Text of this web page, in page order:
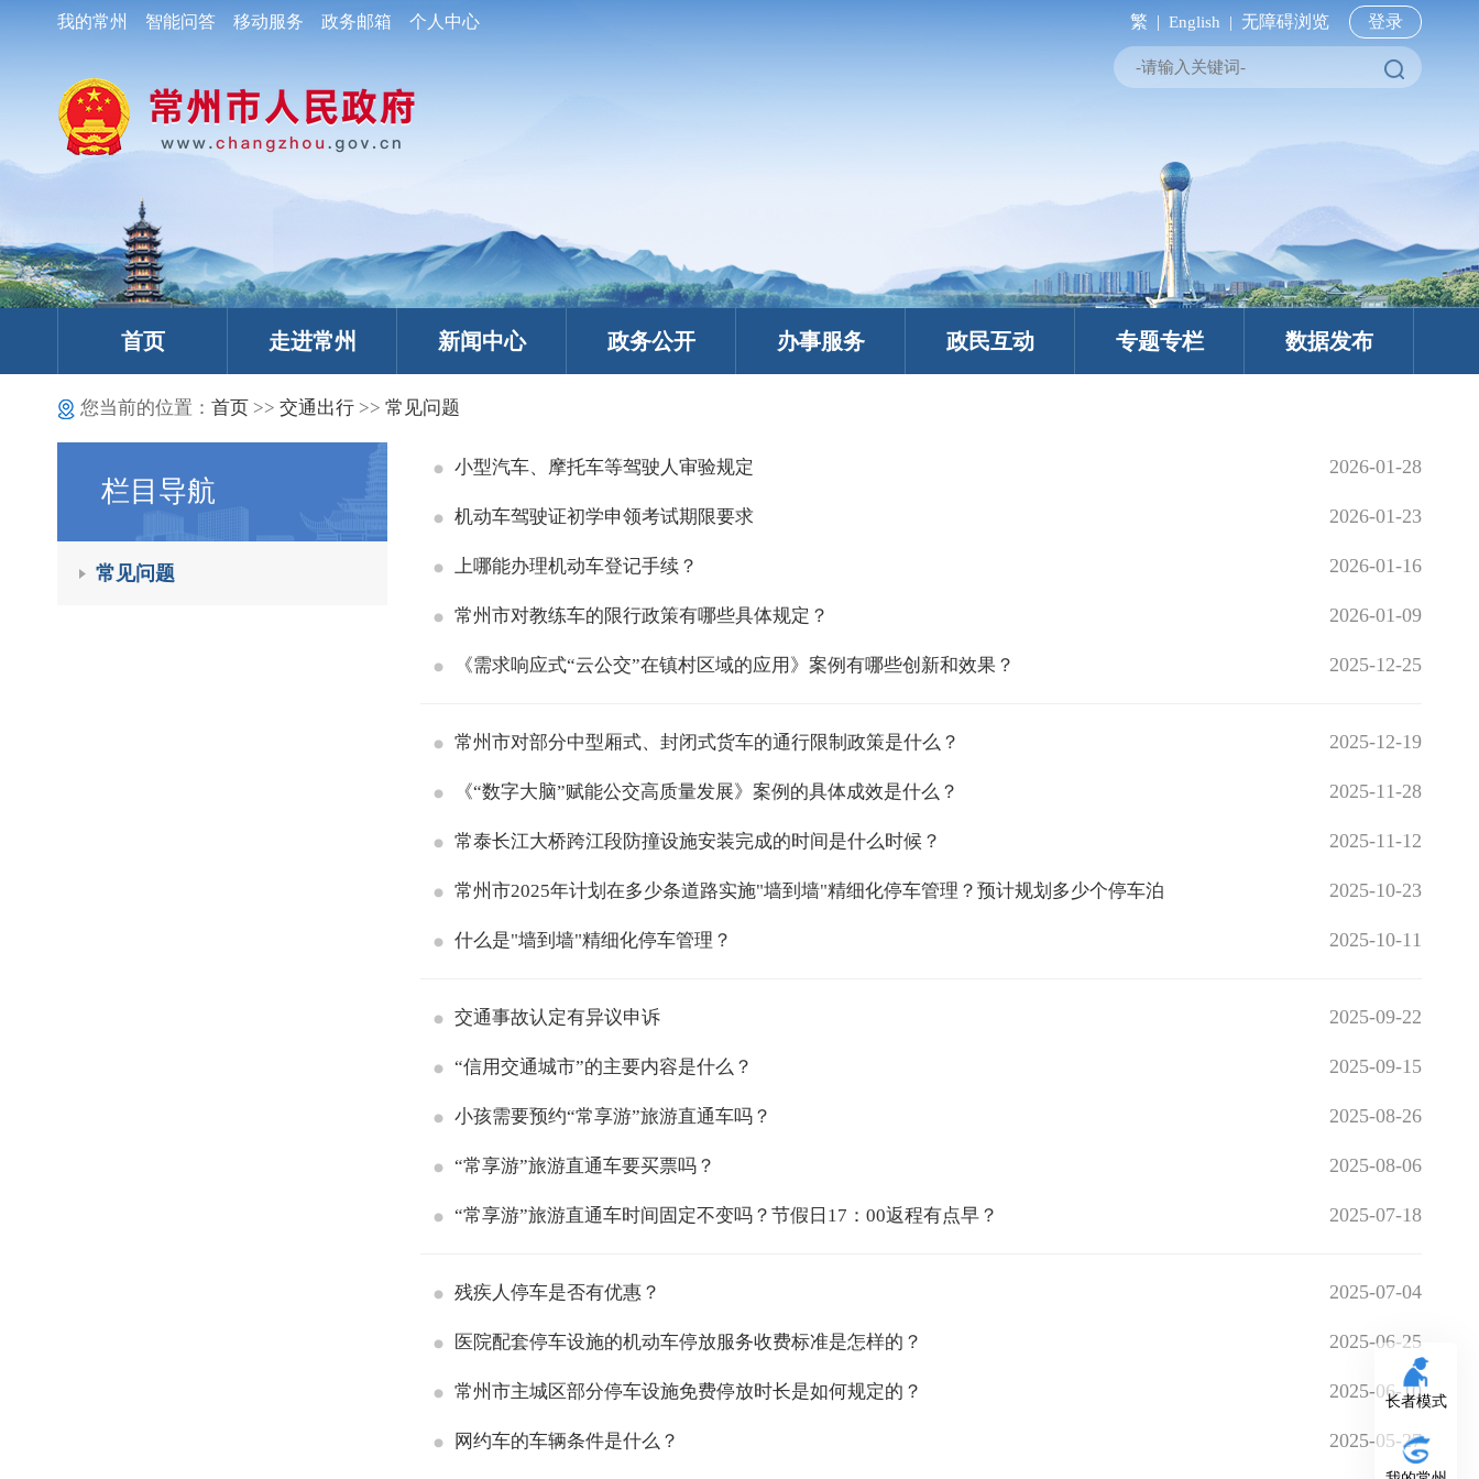
我的常州 智能问答 移动服务 政务邮箱 个人中心 繁 | English | 无障碍浏览 登录
首页 走进常州 新闻中心 政务公开 办事服务 政民互动 专题专栏 数据发布
您当前的位置： 首页 >> 交通出行 >> 常见问题
栏目导航
常见问题
小型汽车、摩托车等驾驶人审验规定 2026-01-28
机动车驾驶证初学申领考试期限要求 2026-01-23
上哪能办理机动车登记手续？ 2026-01-16
常州市对教练车的限行政策有哪些具体规定？ 2026-01-09
《需求响应式“云公交”在镇村区域的应用》案例有哪些创新和效果？ 2025-12-25
常州市对部分中型厢式、封闭式货车的通行限制政策是什么？ 2025-12-19
《“数字大脑”赋能公交高质量发展》案例的具体成效是什么？ 2025-11-28
常泰长江大桥跨江段防撞设施安装完成的时间是什么时候？ 2025-11-12
常州市2025年计划在多少条道路实施"墙到墙"精细化停车管理？预计规划多少个停车泊 2025-10-23
什么是"墙到墙"精细化停车管理？ 2025-10-11
交通事故认定有异议申诉 2025-09-22
“信用交通城市”的主要内容是什么？ 2025-09-15
小孩需要预约“常享游”旅游直通车吗？ 2025-08-26
“常享游”旅游直通车要买票吗？ 2025-08-06
“常享游”旅游直通车时间固定不变吗？节假日17：00返程有点早？ 2025-07-18
残疾人停车是否有优惠？ 2025-07-04
医院配套停车设施的机动车停放服务收费标准是怎样的？ 2025-06-25
常州市主城区部分停车设施免费停放时长是如何规定的？ 2025-06-10
网约车的车辆条件是什么？ 2025-05-27
长者模式